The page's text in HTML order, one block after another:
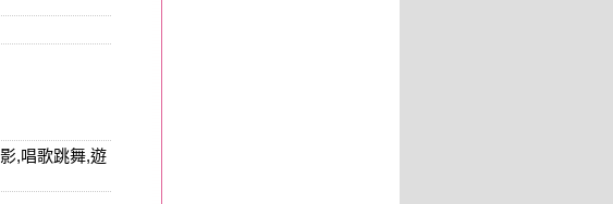
,唱歌跳舞,遊